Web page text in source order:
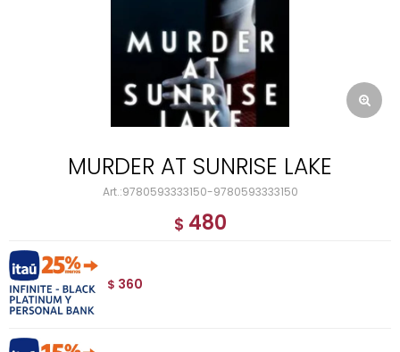
MURDER AT SUNRISE LAKE
9780593333150-9780593333150
$ 480
$ 360